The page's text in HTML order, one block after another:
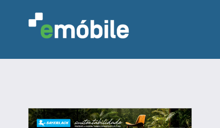
INDÚSTRIA MARCENARIA
DESIGN & DECORAÇÃO
INDICADORES
FEIRAS NOTÍCIAS